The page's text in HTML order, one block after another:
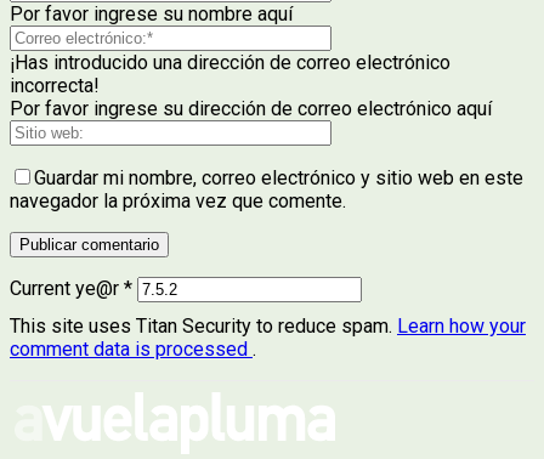
Por favor ingrese su nombre aquí
¡Has introducido una dirección de correo electrónico
incorrecta!
Por favor ingrese su dirección de correo electrónico aquí
Guardar mi nombre, correo electrónico y sitio web en este
navegador la próxima vez que comente.
Current ye@r *
This site uses Titan Security to reduce spam. Learn how your
comment data is processed .